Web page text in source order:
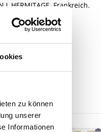
zu können
unserer
Informationen
L HERMITAGE, Frankreich.